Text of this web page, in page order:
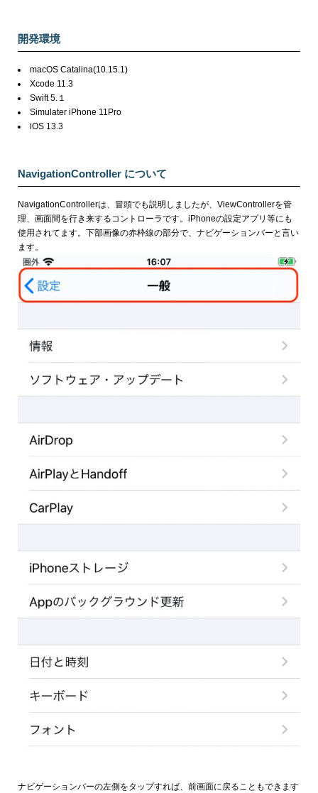
開発環境
macOS Catalina(10.15.1)
Xcode 11.3
Swift 5.１
Simulater iPhone 11Pro
iOS 13.3
NavigationController について
NavigationControllerは、冒頭でも説明しましたが、ViewControllerを管
理、画面間を行き来するコントローラです。iPhoneの設定アプリ等にも
使用されてます。下部画像の赤枠線の部分で、ナビゲーションバーと言い
ます。
ナビゲーションバーの左側をタップすれば、前画面に戻ることもできます